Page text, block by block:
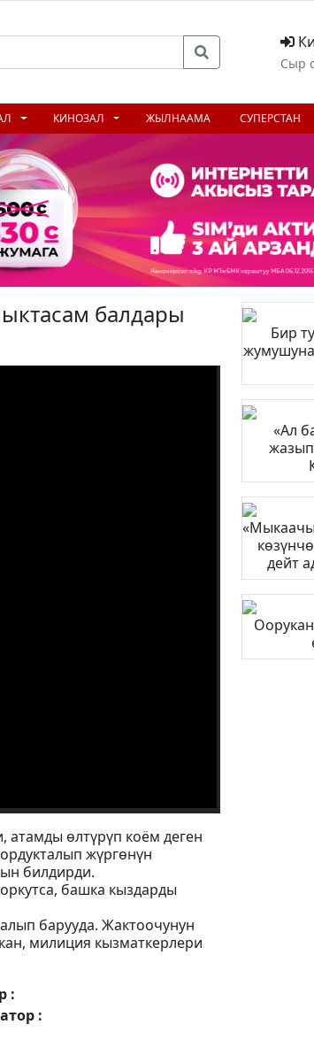
Сыр
КИНОЗАЛ ЖЫЛНААМА СУПЕРСТАН
балдары
өлтүрүп коём деген
жүргөнүн
билдирди.
башка кыздарды
барууда. Жактоочунун
милиция кызматкерлери
:
:
Бир
«Ал
дейт